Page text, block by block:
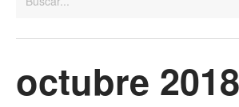
octubre 2018